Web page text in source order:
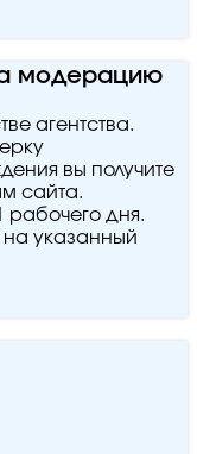
модерацию
агентства.
вы получите
сайта.
дня.
на указанный